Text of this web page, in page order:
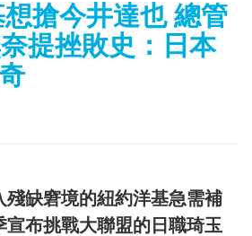
搶今井達也 總管
提挫敗史：日本
殘缺窘境的紐約洋基急需補
布挑戰大聯盟的日職琦玉